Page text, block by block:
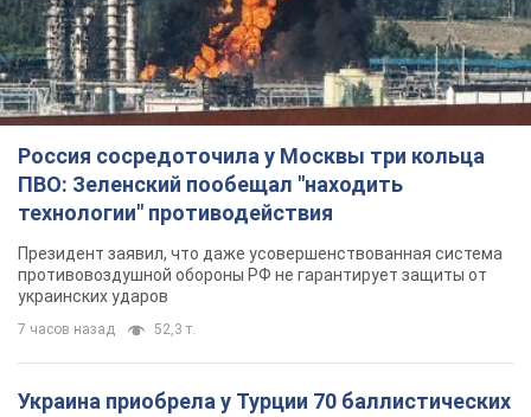
Россия сосредоточила у Москвы три кольца
ПВО: Зеленский пообещал "находить
технологии" противодействия
Президент заявил, что даже усовершенствованная система
противовоздушной обороны РФ не гарантирует защиты от
украинских ударов
7 часов назад 52,3 т.
Украина приобрела у Турции 70 баллистических